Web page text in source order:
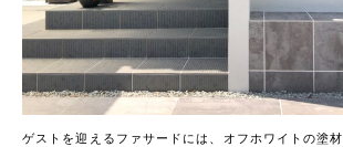
ゲストを迎えるファサードには、オフホワイトの塗